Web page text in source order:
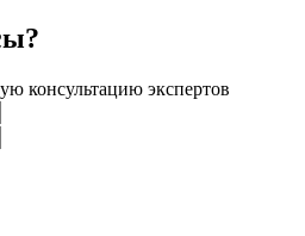
консультацию экспертов